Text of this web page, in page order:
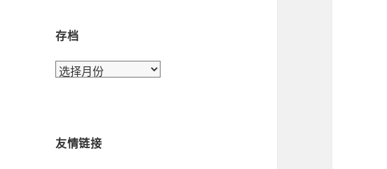
存档
存
友情链接